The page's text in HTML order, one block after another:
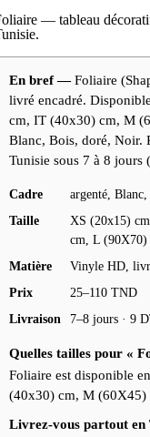
— tableau
En bref —Foliaire
livré encadré.
cm, IT (40x30) cm, M
Blanc, Bois, doré, Noir.
Tunisie sous 7 à 8
Cadre
argenté,
Taille
XS (20x15)
cm, L (90X70)
Matière
Vinyle HD,
Prix
25–110 TND
Livraison
7–8 jours · 9
Quelles tailles pour «
Foliaire est disponible
(40x30) cm, M (60X45)
Livrez-vous partout en